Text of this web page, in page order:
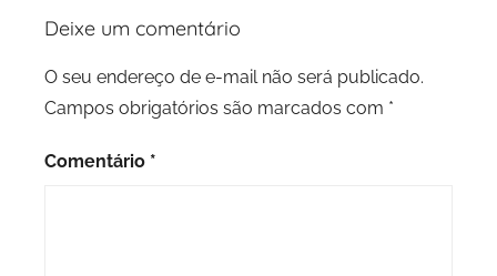
Deixe um comentário
O seu endereço de e-mail não será publicado.
Campos obrigatórios são marcados com *
Comentário *